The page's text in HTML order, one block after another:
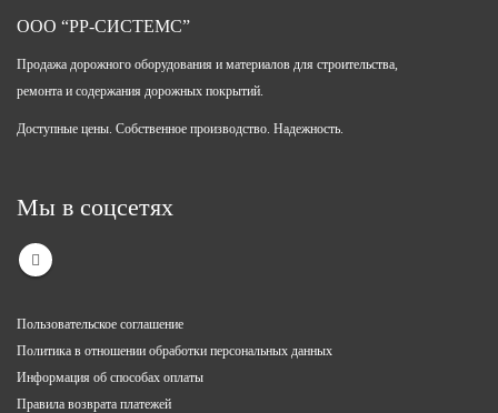
ООО “РР-СИСТЕМС”
Продажа дорожного оборудования и материалов для строительства,
ремонта и содержания дорожных покрытий.
Доступные цены. Собственное производство. Надежность.
Мы в соцсетях
Пользовательское соглашение
Политика в отношении обработки персональных данных
Информация об способах оплаты
Правила возврата платежей